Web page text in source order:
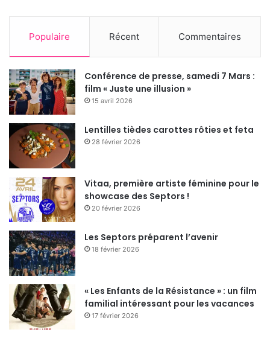
Populaire Récent Commentaires
Conférence de presse, samedi 7 Mars :
film « Juste une illusion »
15 avril 2026
Lentilles tièdes carottes rôties et feta
28 février 2026
Vitaa, première artiste féminine pour le
showcase des Septors !
20 février 2026
Les Septors préparent l’avenir
18 février 2026
« Les Enfants de la Résistance » : un film
familial intéressant pour les vacances
17 février 2026